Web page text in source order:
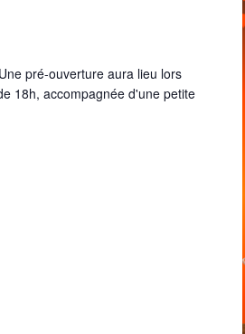
pré-ouverture aura lieu lors
18h, accompagnée d'une petite